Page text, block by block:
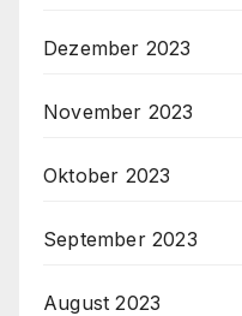
Dezember 2023
November 2023
Oktober 2023
September 2023
August 2023